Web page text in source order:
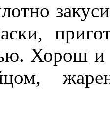
Хорош и